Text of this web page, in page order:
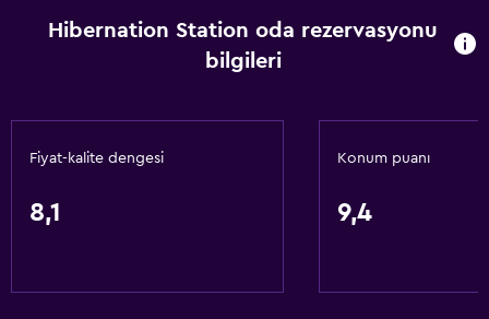
Hibernation Station oda rezervasyonu
bilgileri
Fiyat-kalite dengesi
8,1
Konum puanı
9,4